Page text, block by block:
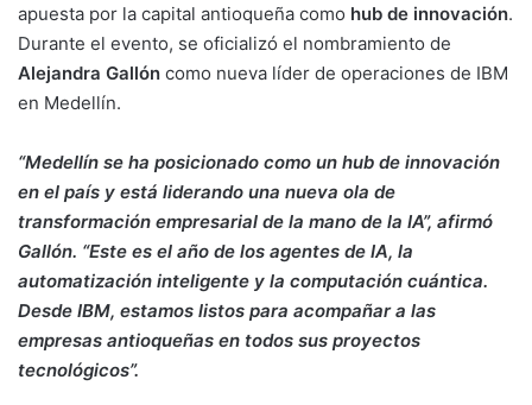
apuesta por la capital antioqueña como hub de innovación.
Durante el evento, se oficializó el nombramiento de
Alejandra Gallón como nueva líder de operaciones de IBM
en Medellín.
“Medellín se ha posicionado como un hub de innovación
en el país y está liderando una nueva ola de
transformación empresarial de la mano de la IA”, afirmó
Gallón. “Este es el año de los agentes de IA, la
automatización inteligente y la computación cuántica.
Desde IBM, estamos listos para acompañar a las
empresas antioqueñas en todos sus proyectos
tecnológicos”.